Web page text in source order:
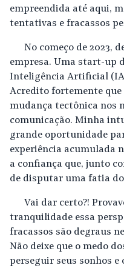
empreendida até aqui,
tentativas e fracassos
No começo de 2023,
empresa. Uma start-up
Inteligência Artificial
Acredito fortemente que
mudança tectônica nos
comunicação. Minha
grande oportunidade
experiência acumulada
a confiança que, junto
de disputar uma fatia
Vai dar certo?!
tranquilidade essa
fracassos são degraus
Não deixe que o medo
perseguir seus sonhos e